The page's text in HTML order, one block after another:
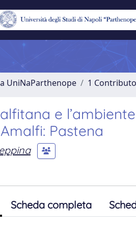
UniNaParthenope 1
e
Pastena
Scheda completa